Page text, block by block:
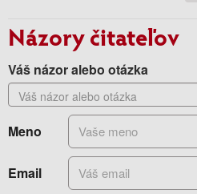
Názory čitateľov
Váš názor alebo otázka
Meno
Email